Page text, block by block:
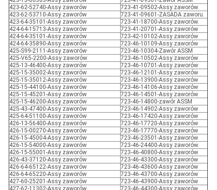
423-62-52740-Assy zaworów
723-41-09502-Assy zaworów
423-62-53710-Assy zaworów
723-41-09601-ZASADA zaworu.
423-64-35101-Assy zaworów
723-41-18700-Assy zaworów.
424-64-15713-Assy zaworów
723-41-20701-Assy zaworów
424-64-35101-Assy zaworów
723-42-10102-Assy zaworów
424-64-35890-Assy zaworów
723-46-10109-Assy zaworów
425-S99-2111-Assy zaworów
723-46-10304-Zawór ASSM
425-V65-2200-Assy zaworów
723-46-10502-Assy zaworów
425-13-46400-Assy zaworów
723-46-10701-Assy zaworów
425-15-35002-Assy zaworów
723-46-12101-Assy zaworów
425-15-35012-Assy zaworów
723-46-13900-Assy zaworów
425-15-44100-Assy zaworów
723-46-14106-Assy zaworów
425-15-45201-Assy zaworów
723-46-14501-Assy zaworów
425-15-46200-Assy zaworów
723-46-14800-zawór ASSM
425-43-47400-Assy zaworów
723-46-14902-Assy zaworów
425-64-51100-Assy zaworów
723-46-17420-Assy zaworów
426-13-56400-Assy zaworów
723-46-17720-Assy zaworów
426-15-00270-Assy zaworów
723-46-17770-Assy zaworów
426-15-45004-Assy zaworów
723-46-23501-Assy zaworów
426-15-54000-Assy zaworów
723-46-24400-Assy zaworów.
426-15-55001-Assy zaworów
723-46-40800-Assy zaworów
426-43-37120-Assy zaworów
723-46-43300-Assy zaworów
426-64-65122-Assy zaworów
723-46-43600-Assy zaworów
426-64-65220-Assy zaworów
723-46-43700-Assy zaworów
427-60-25201-Assy zaworów
723-46-43900-Assy zaworów